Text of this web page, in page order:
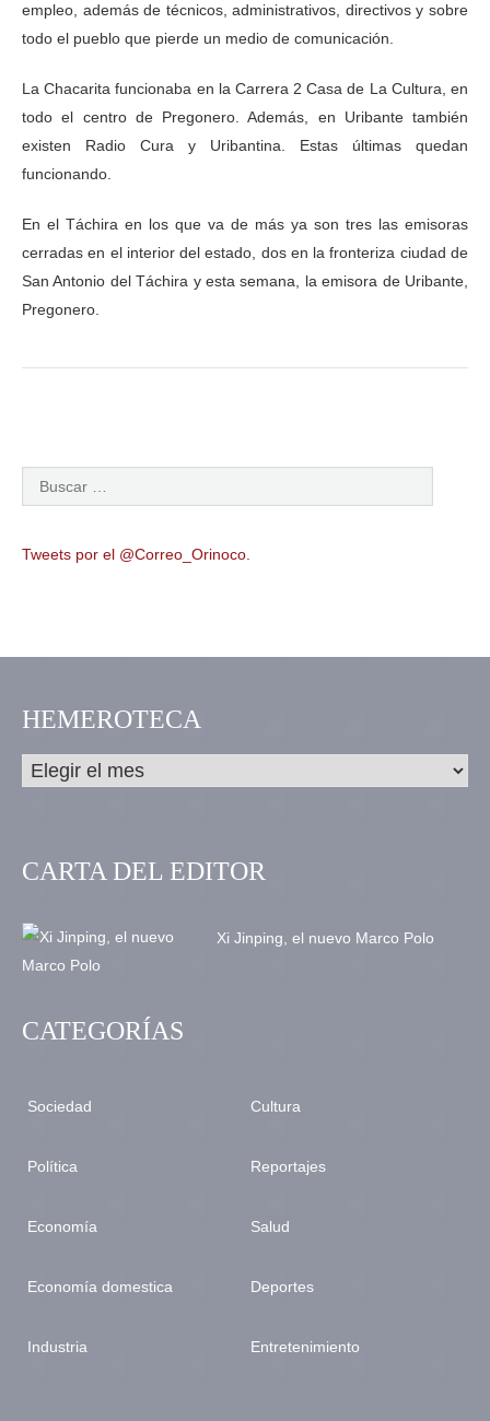
empleo, además de técnicos, administrativos, directivos y sobre
todo el pueblo que pierde un medio de comunicación.
La Chacarita funcionaba en la Carrera 2 Casa de La Cultura, en
todo el centro de Pregonero. Además, en Uribante también
existen Radio Cura y Uribantina. Estas últimas quedan
funcionando.
En el Táchira en los que va de más ya son tres las emisoras
cerradas en el interior del estado, dos en la fronteriza ciudad de
San Antonio del Táchira y esta semana, la emisora de Uribante,
Pregonero.
Tweets por el @Correo_Orinoco.
HEMEROTECA
CARTA DEL EDITOR
Xi Jinping, el nuevo Marco Polo
CATEGORÍAS
Sociedad
Política
Economía
Economía domestica
Industria
Cultura
Reportajes
Salud
Deportes
Entretenimiento